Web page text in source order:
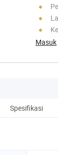
Masuk
Spesifikasi